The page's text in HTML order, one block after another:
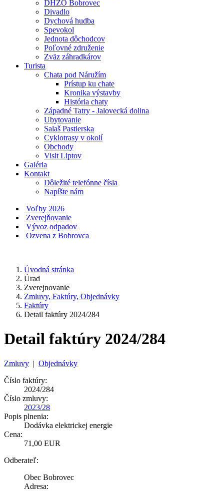
DHZO Bobrovec
Divadlo
Dychová hudba
Spevokol
Jednota dôchodcov
Poľovné združenie
Zväz záhradkárov
Turista
Chata pod Náružím
Prístup ku chate
Kronika výstavby
História chaty
Západné Tatry - Jalovecká dolina
Ubytovanie
Salaš Pastierska
Cyklotrasy v okolí
Obchody
Visit Liptov
Galéria
Kontakt
Dôležité telefónne čísla
Napíšte nám
Voľby 2026
Zverejňovanie
Vývoz odpadov
Ozvena z Bobrovca
Úvodná stránka
Úrad
Zverejnovanie
Zmluvy, Faktúry, Objednávky
Faktúry
Detail faktúry 2024/284
Detail faktúry 2024/284
Zmluvy | Objednávky
Číslo faktúry:
2024/284
Číslo zmluvy:
2023/28
Popis plnenia:
Dodávka elektrickej energie
Cena:
71,00 EUR
Odberateľ:
Obec Bobrovec
Adresa: